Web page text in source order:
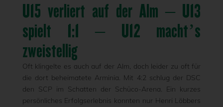
U15 verliert auf der Alm – U13
spielt 1:1 – U12 macht’s
zweistellig
Oft klingelte es auch auf der Alm, doch leider zu oft für
die dort beheimatete Arminia. Mit 4:2 schlug der DSC
den SCP im Schatten der Schüco-Arena. Ein kurzes
persönliches Erfolgserlebnis konnten nur Henri Löbbers